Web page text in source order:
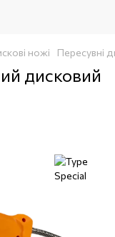
ножі Пересувні
дисковий